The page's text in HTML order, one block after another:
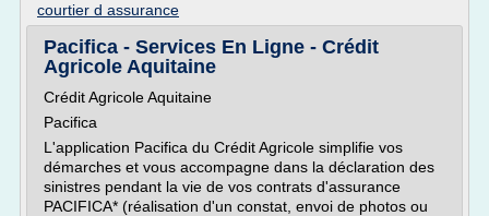
courtier d assurance
Pacifica - Services En Ligne - Crédit
Agricole Aquitaine
Crédit Agricole Aquitaine
Pacifica
L'application Pacifica du Crédit Agricole simplifie vos
démarches et vous accompagne dans la déclaration des
sinistres pendant la vie de vos contrats d'assurance
PACIFICA* (réalisation d'un constat, envoi de photos ou